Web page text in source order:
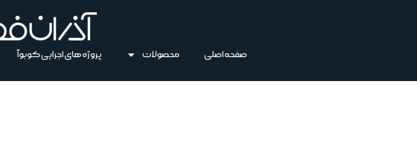
صفحه اصلی
محصولات پروژه های اجرایی کوبوآ